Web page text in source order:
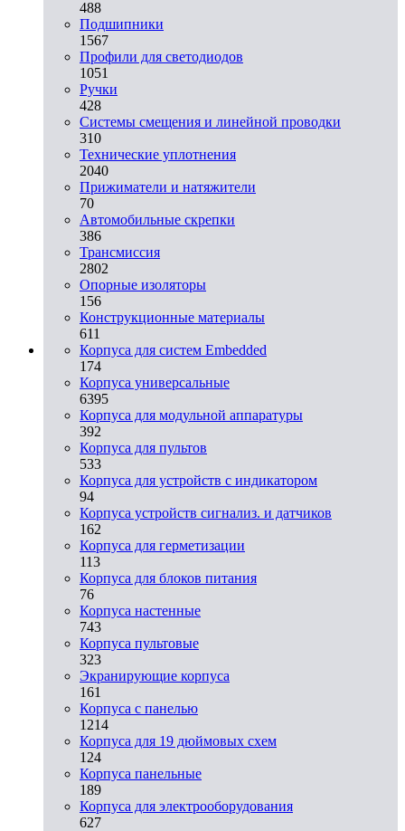
488
Подшипники
1567
Профили для светодиодов
1051
Ручки
428
Системы смещения и линейной проводки
310
Технические уплотнения
2040
Прижиматели и натяжители
70
Автомобильные скрепки
386
Трансмиссия
2802
Опорные изоляторы
156
Конструкционные материалы
611
Корпуса для систем Embedded
174
Корпуса универсальные
6395
Корпуса для модульной аппаратуры
392
Корпуса для пультов
533
Корпуса для устройств с индикатором
94
Корпуса устройств сигнализ. и датчиков
162
Корпуса для герметизации
113
Корпуса для блоков питания
76
Корпуса настенные
743
Корпуса пультовые
323
Экранирующие корпуса
161
Корпуса с панелью
1214
Корпуса для 19 дюймовых схем
124
Корпуса панельные
189
Корпуса для электрооборудования
627